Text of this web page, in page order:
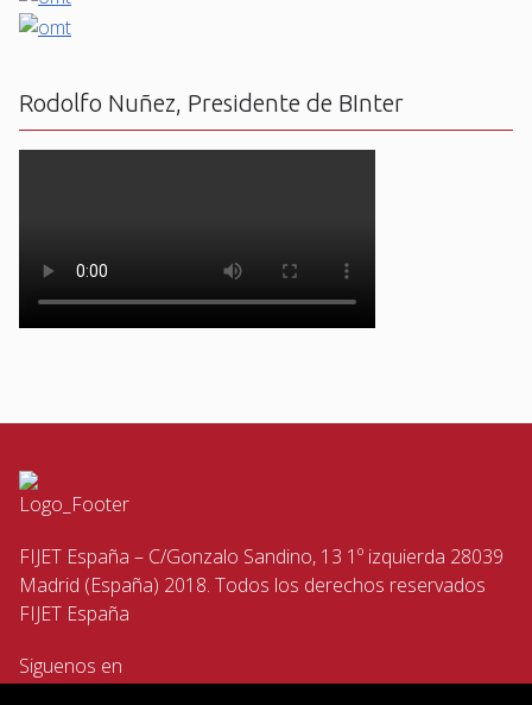
Rodolfo Nuñez, Presidente de BInter
FIJET España – C/Gonzalo Sandino, 13 1º izquierda 28039
Madrid (España) 2018. Todos los derechos reservados
FIJET España
Siguenos en